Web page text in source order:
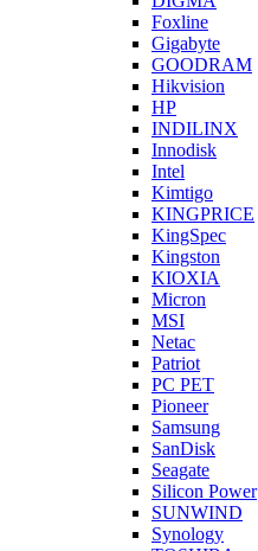
Foxline
Gigabyte
GOODRAM
Hikvision
HP
INDILINX
Innodisk
Intel
Kimtigo
KINGPRICE
KingSpec
Kingston
KIOXIA
Micron
MSI
Netac
Patriot
PC PET
Pioneer
Samsung
SanDisk
Seagate
Silicon Power
SUNWIND
Synology